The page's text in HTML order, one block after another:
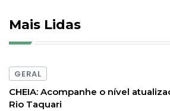
Mais Lidas
GERAL
CHEIA: Acompanhe o nível
Rio Taquari